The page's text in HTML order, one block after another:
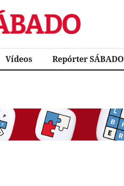
Vídeos Repórter SÁBADO